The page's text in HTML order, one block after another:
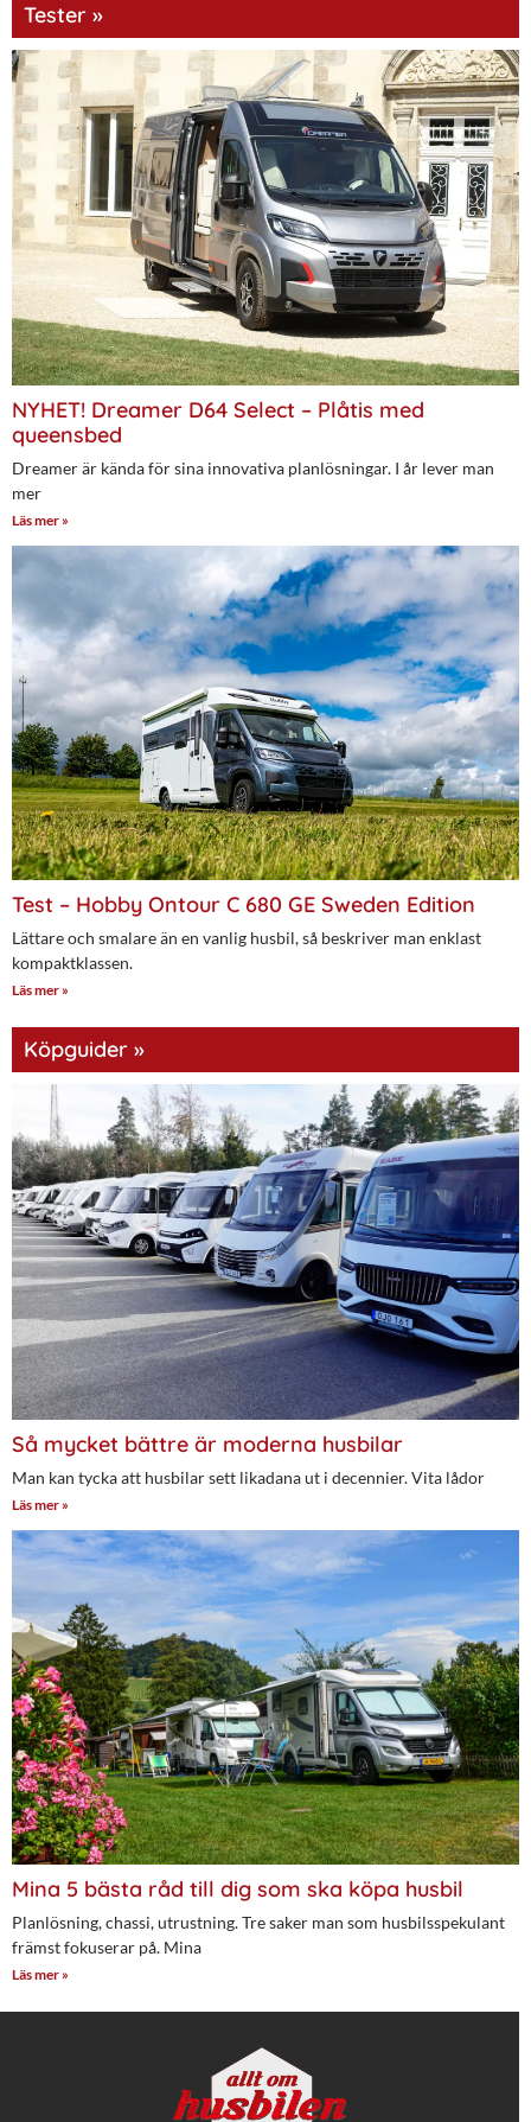
Tester »
NYHET! Dreamer D64 Select – Plåtis med
queensbed
Dreamer är kända för sina innovativa planlösningar. I år lever man
mer
Läs mer »
Test – Hobby Ontour C 680 GE Sweden Edition
Lättare och smalare än en vanlig husbil, så beskriver man enklast
kompaktklassen.
Läs mer »
Köpguider »
Så mycket bättre är moderna husbilar
Man kan tycka att husbilar sett likadana ut i decennier. Vita lådor
Läs mer »
Mina 5 bästa råd till dig som ska köpa husbil
Planlösning, chassi, utrustning. Tre saker man som husbilsspekulant
främst fokuserar på. Mina
Läs mer »